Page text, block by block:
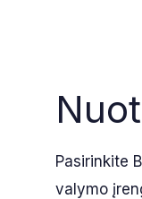
Pasirinkite
valymo